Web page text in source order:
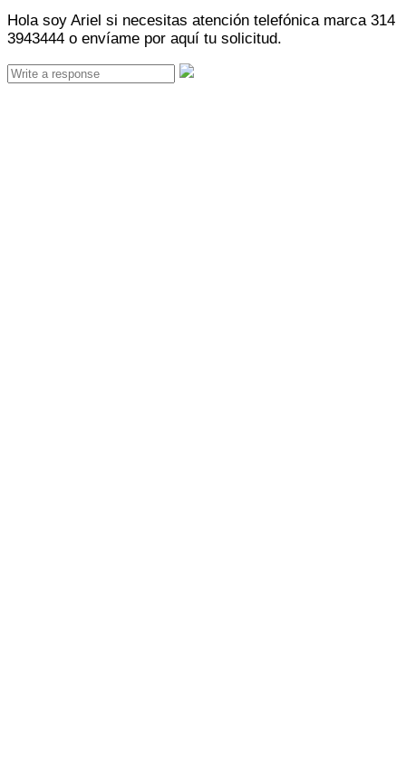
Hola soy Ariel si necesitas atención telefónica marca 314
3943444 o envíame por aquí tu solicitud.